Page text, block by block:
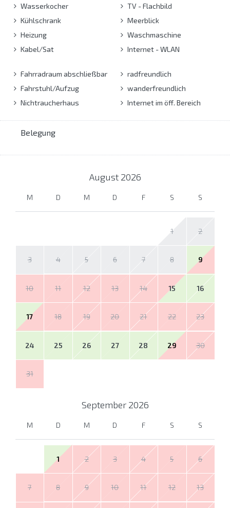
Wasserkocher
Kühlschrank
Heizung
Kabel/Sat
TV - Flachbild
Meerblick
Waschmaschine
Internet - WLAN
Fahrradraum abschließbar
Fahrstuhl/Aufzug
Nichtraucherhaus
radfreundlich
wanderfreundlich
Internet im öff. Bereich
Belegung
August 2026
M D M D F S S
1 2
3 4 5 6 7 8 9
10 11 12 13 14 15 16
17 18 19 20 21 22 23
24 25 26 27 28 29 30
31
September 2026
M D M D F S S
1 2 3 4 5 6
7 8 9 10 11 12 13